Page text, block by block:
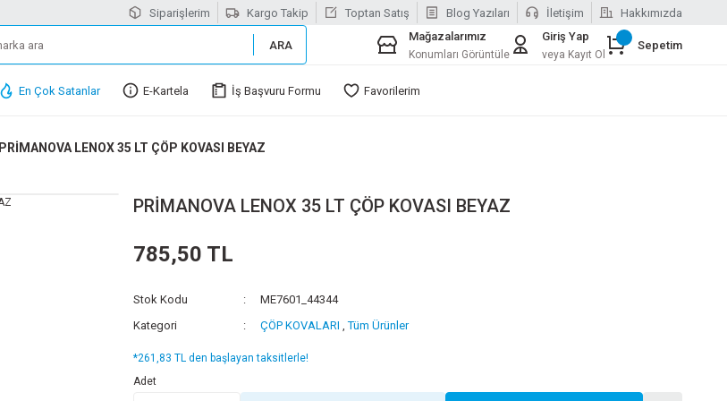
Siparişlerim Kargo Takip Toptan Satış Blog Yazıları İletişim Hakkımızda
ARA
Mağazalarımız
Konumları Görüntüle
Giriş Yap
veya Kayıt Ol
Sepetim
En Çok Satanlar E-Kartela İş Başvuru Formu Favorilerim
PRİMANOVA LENOX 35 LT ÇÖP KOVASI BEYAZ
PRİMANOVA LENOX 35 LT ÇÖP KOVASI BEYAZ
785,50 TL
Stok Kodu
ME7601_44344
Kategori
ÇÖP KOVALARI ,Tüm Ürünler
*261,83 TL den başlayan taksitlerle!
Adet